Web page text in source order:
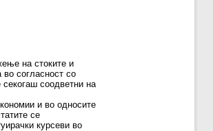
на стоките и
согласност со
секогаш соодветни на
и во односите
се
курсеви во